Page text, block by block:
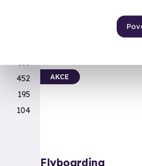
AKCE
Flyboarding
353
452
195
104